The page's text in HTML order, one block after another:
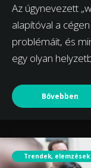
Az úgynevezett
alapítóval a
problémáit, és
egy olyan
Bővebben
Trendek, elemzések